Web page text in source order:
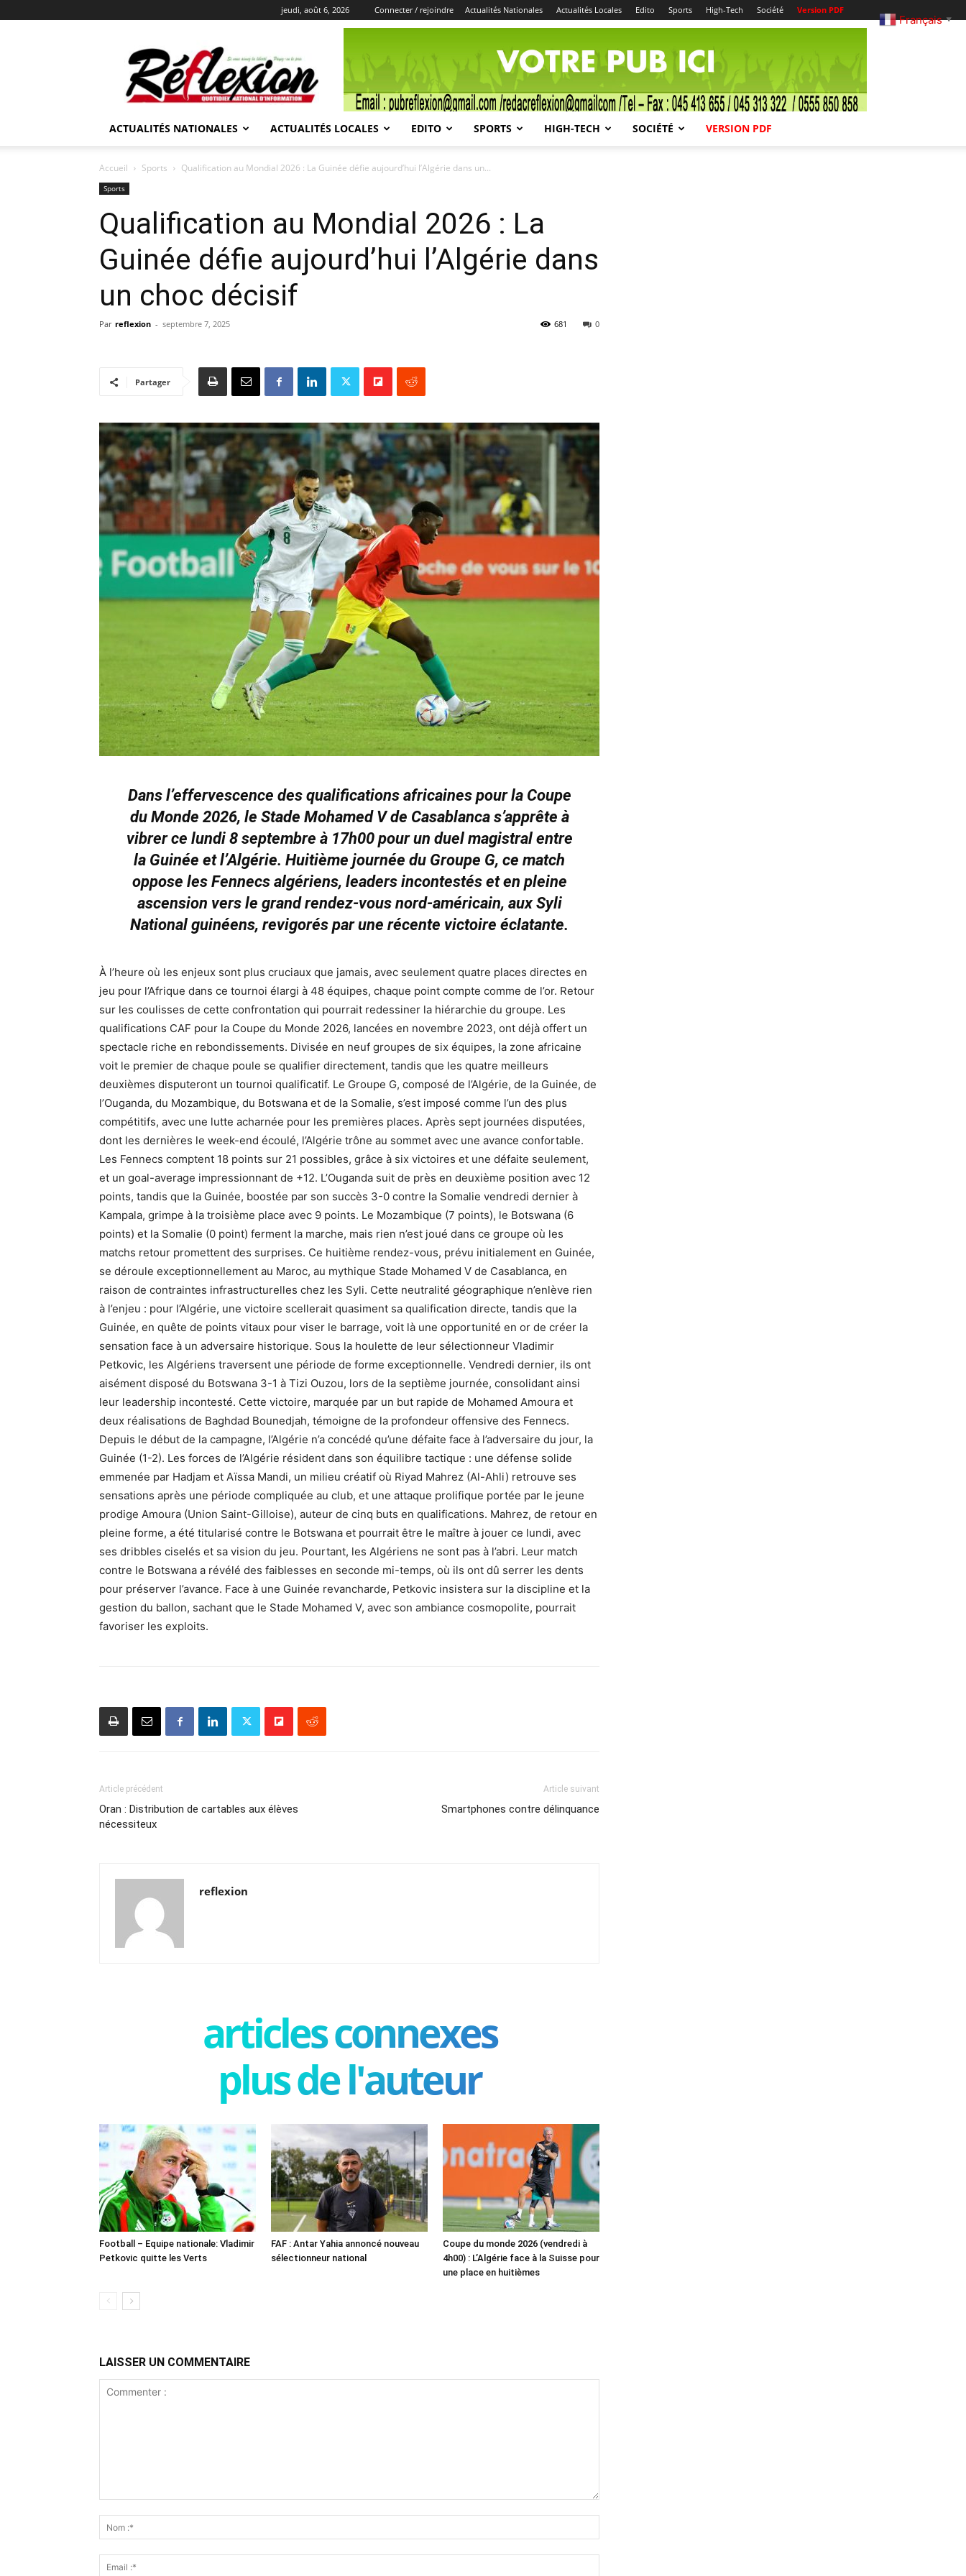
jeudi, août 6, 2026 Connecter / rejoindre Actualités Nationales Actualités Locales Edito Sports High-Tech Société Version PDF
REFLEXION
ACTUALITÉS NATIONALES ACTUALITÉS LOCALES EDITO SPORTS HIGH-TECH SOCIÉTÉ VERSION PDF
Accueil Sports Qualification au Mondial 2026 : La Guinée défie aujourd’hui l’Algérie dans un...
Sports
Qualification au Mondial 2026 : La
Guinée défie aujourd’hui l’Algérie dans
un choc décisif
Par reflexion - septembre 7, 2025 0
681
Partager
Dans l’effervescence des qualifications africaines pour la Coupe
du Monde 2026, le Stade Mohamed V de Casablanca s’apprête à
vibrer ce lundi 8 septembre à 17h00 pour un duel magistral entre
la Guinée et l’Algérie. Huitième journée du Groupe G, ce match
oppose les Fennecs algériens, leaders incontestés et en pleine
ascension vers le grand rendez-vous nord-américain, aux Syli
National guinéens, revigorés par une récente victoire éclatante.
À l’heure où les enjeux sont plus cruciaux que jamais, avec seulement quatre places directes en
jeu pour l’Afrique dans ce tournoi élargi à 48 équipes, chaque point compte comme de l’or. Retour
sur les coulisses de cette confrontation qui pourrait redessiner la hiérarchie du groupe. Les
qualifications CAF pour la Coupe du Monde 2026, lancées en novembre 2023, ont déjà offert un
spectacle riche en rebondissements. Divisée en neuf groupes de six équipes, la zone africaine
voit le premier de chaque poule se qualifier directement, tandis que les quatre meilleurs
deuxièmes disputeront un tournoi qualificatif. Le Groupe G, composé de l’Algérie, de la Guinée, de
l’Ouganda, du Mozambique, du Botswana et de la Somalie, s’est imposé comme l’un des plus
compétitifs, avec une lutte acharnée pour les premières places. Après sept journées disputées,
dont les dernières le week-end écoulé, l’Algérie trône au sommet avec une avance confortable.
Les Fennecs comptent 18 points sur 21 possibles, grâce à six victoires et une défaite seulement,
et un goal-average impressionnant de +12. L’Ouganda suit de près en deuxième position avec 12
points, tandis que la Guinée, boostée par son succès 3-0 contre la Somalie vendredi dernier à
Kampala, grimpe à la troisième place avec 9 points. Le Mozambique (7 points), le Botswana (6
points) et la Somalie (0 point) ferment la marche, mais rien n’est joué dans ce groupe où les
matchs retour promettent des surprises. Ce huitième rendez-vous, prévu initialement en Guinée,
se déroule exceptionnellement au Maroc, au mythique Stade Mohamed V de Casablanca, en
raison de contraintes infrastructurelles chez les Syli. Cette neutralité géographique n’enlève rien
à l’enjeu : pour l’Algérie, une victoire scellerait quasiment sa qualification directe, tandis que la
Guinée, en quête de points vitaux pour viser le barrage, voit là une opportunité en or de créer la
sensation face à un adversaire historique. Sous la houlette de leur sélectionneur Vladimir
Petkovic, les Algériens traversent une période de forme exceptionnelle. Vendredi dernier, ils ont
aisément disposé du Botswana 3-1 à Tizi Ouzou, lors de la septième journée, consolidant ainsi
leur leadership incontesté. Cette victoire, marquée par un but rapide de Mohamed Amoura et
deux réalisations de Baghdad Bounedjah, témoigne de la profondeur offensive des Fennecs.
Depuis le début de la campagne, l’Algérie n’a concédé qu’une défaite face à l’adversaire du jour, la
Guinée (1-2). Les forces de l’Algérie résident dans son équilibre tactique : une défense solide
emmenée par Hadjam et Aïssa Mandi, un milieu créatif où Riyad Mahrez (Al-Ahli) retrouve ses
sensations après une période compliquée au club, et une attaque prolifique portée par le jeune
prodige Amoura (Union Saint-Gilloise), auteur de cinq buts en qualifications. Mahrez, de retour en
pleine forme, a été titularisé contre le Botswana et pourrait être le maître à jouer ce lundi, avec
ses dribbles ciselés et sa vision du jeu. Pourtant, les Algériens ne sont pas à l’abri. Leur match
contre le Botswana a révélé des faiblesses en seconde mi-temps, où ils ont dû serrer les dents
pour préserver l’avance. Face à une Guinée revancharde, Petkovic insistera sur la discipline et la
gestion du ballon, sachant que le Stade Mohamed V, avec son ambiance cosmopolite, pourrait
favoriser les exploits.
Article précédent
Oran : Distribution de cartables aux élèves
nécessiteux
Article suivant
Smartphones contre délinquance
reflexion
articles connexes
plus de l'auteur
Football – Equipe nationale: Vladimir
Petkovic quitte les Verts
FAF : Antar Yahia annoncé nouveau
sélectionneur national
Coupe du monde 2026 (vendredi à
4h00) : L’Algérie face à la Suisse pour
une place en huitièmes
LAISSER UN COMMENTAIRE
Français ▼